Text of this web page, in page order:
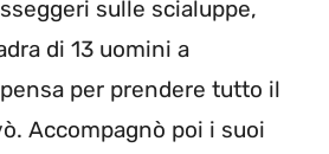
sulle scialuppe,
di 13 uomini a
per prendere tutto il
Accompagnò poi i suoi